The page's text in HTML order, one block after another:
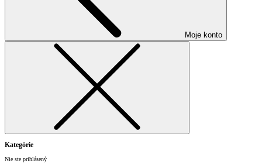
Moje konto
Kategórie
Nie ste prihlásený